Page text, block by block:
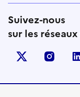
Suivez-nous
sur les
X